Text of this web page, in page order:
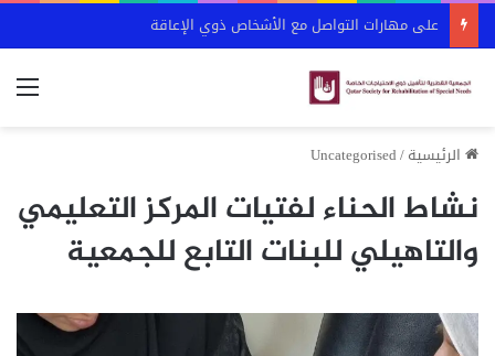
على مهارات التواصل مع الأشخاص ذوي الإعاقة
الرئيسية/
Uncategorised
نشاط الحناء لفتيات المركز التعليمي
والتاهيلي للبنات التابع للجمعية